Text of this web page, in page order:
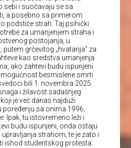
sebi i suočavaju se sa
a posebno sa primerom
podstiče strah. Taj psihički
za umanjenjem straha i
postojanja, u
grčevitog „hvatanja“ za
kao sredstva umanjenja
ako zahtevi budu ispunjeni
besmislene smrti
bili 1. novembra 2025.
i žilavost sadašnjeg
je već danas najduži
sa onima 1996,
Ipak, tu istovremeno leži i
budu ispunjeni, onda ostaju
strahom, te je zato i
ishod studentskog protesta.